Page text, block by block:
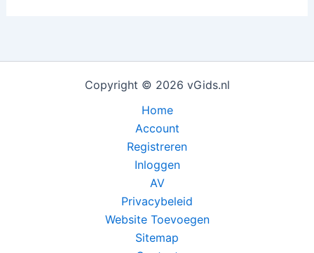
Copyright © 2026 vGids.nl
Home
Account
Registreren
Inloggen
AV
Privacybeleid
Website Toevoegen
Sitemap